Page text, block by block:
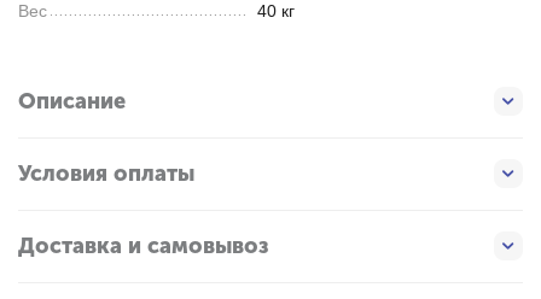
Вес 40 кг
Описание
Условия оплаты
Доставка и самовывоз